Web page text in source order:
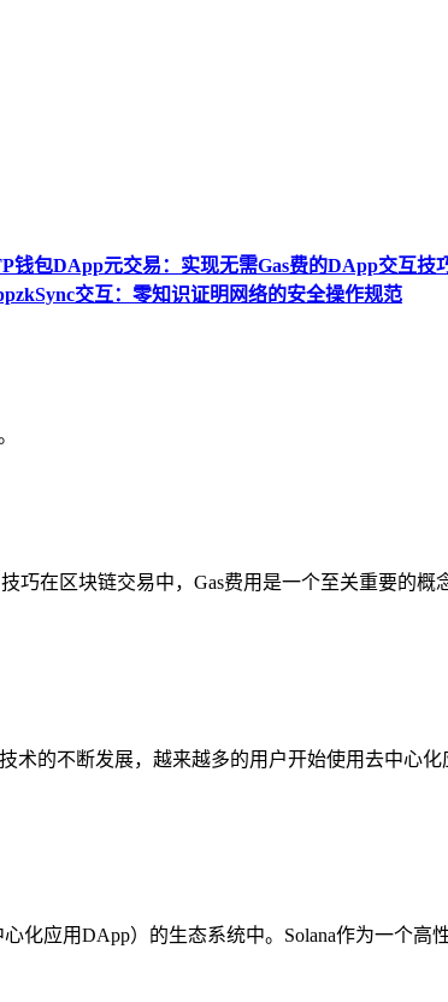
钱包DApp元交易：实现无需Gas费的DApp交互技
交互：零知识证明网络的安全操作规范
巧在区块链交易中，Gas费用是一个至关重要的概
的不断发展，越来越多的用户开始使用去中心
化应用DApp）的生态系统中。Solana作为一个